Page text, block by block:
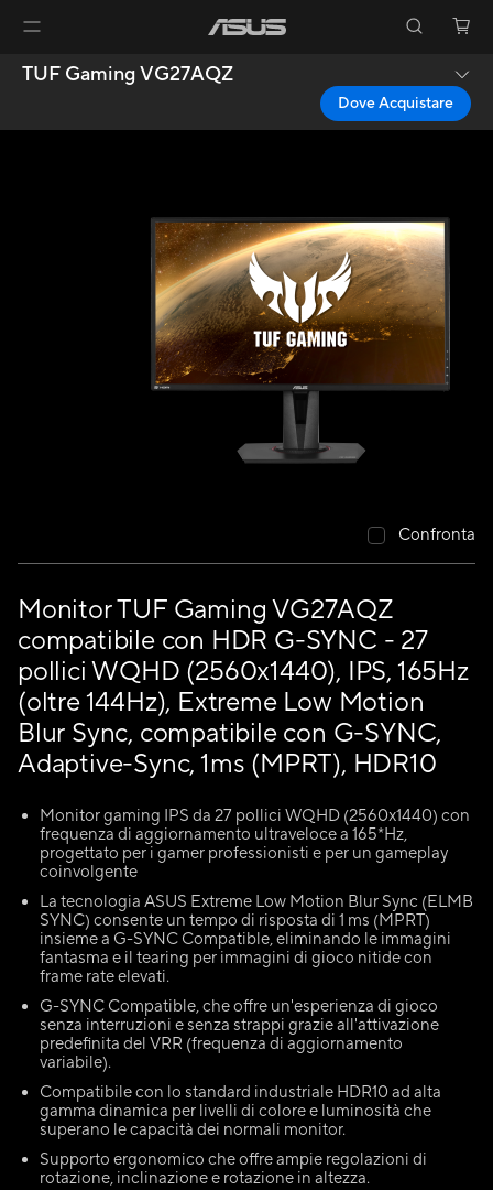
TUF Gaming VG27AQZ
Dove Acquistare
Monitor TUF Gaming VG27AQZ
compatibile con HDR G-SYNC - 27
pollici WQHD (2560x1440), IPS, 165Hz
(oltre 144Hz), Extreme Low Motion
Blur Sync, compatibile con G-SYNC,
Adaptive-Sync, 1ms (MPRT), HDR10
Monitor gaming IPS da 27 pollici WQHD (2560x1440) con
frequenza di aggiornamento ultraveloce a 165*Hz,
progettato per i gamer professionisti e per un gameplay
coinvolgente
La tecnologia ASUS Extreme Low Motion Blur Sync (ELMB
SYNC) consente un tempo di risposta di 1 ms (MPRT)
insieme a G-SYNC Compatible, eliminando le immagini
fantasma e il tearing per immagini di gioco nitide con
frame rate elevati.
G-SYNC Compatible, che offre un'esperienza di gioco
senza interruzioni e senza strappi grazie all'attivazione
predefinita del VRR (frequenza di aggiornamento
variabile).
Compatibile con lo standard industriale HDR10 ad alta
gamma dinamica per livelli di colore e luminosità che
superano le capacità dei normali monitor.
Supporto ergonomico che offre ampie regolazioni di
rotazione, inclinazione e rotazione in altezza.
Confronta